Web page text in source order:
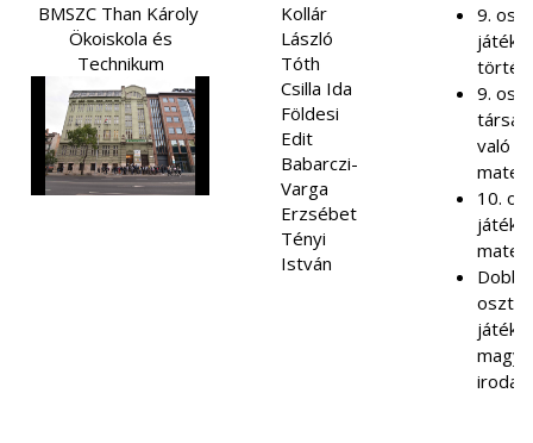
BMSZC Than Károly
Ökoiskola és
Technikum
Kollár
László
Tóth
Csilla Ida
Földesi
Edit
Babarczi-
Varga
Erzsébet
Tényi
István
9.
9.
való
10.